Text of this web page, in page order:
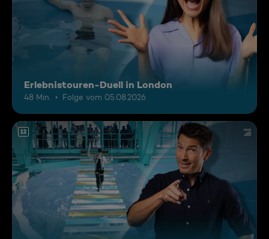
Erlebnistouren-Duell in London
48 Min. Folge vom 05.08.2026
12